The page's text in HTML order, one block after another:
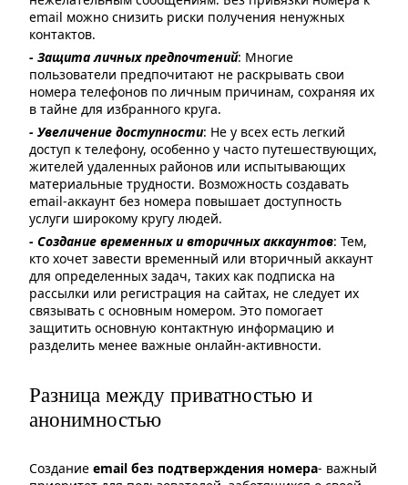
email можно снизить риски получения ненужных
контактов.
- Защита личных предпочтений: Многие
пользователи предпочитают не раскрывать свои
номера телефонов по личным причинам, сохраняя их
в тайне для избранного круга.
- Увеличение доступности: Не у всех есть легкий
доступ к телефону, особенно у часто путешествующих,
жителей удаленных районов или испытывающих
материальные трудности. Возможность создавать
email-аккаунт без номера повышает доступность
услуги широкому кругу людей.
- Создание временных и вторичных аккаунтов: Тем,
кто хочет завести временный или вторичный аккаунт
для определенных задач, таких как подписка на
рассылки или регистрация на сайтах, не следует их
связывать с основным номером. Это помогает
защитить основную контактную информацию и
разделить менее важные онлайн-активности.
Разница между приватностью и
анонимностью
Создание email без подтверждения номера- важный